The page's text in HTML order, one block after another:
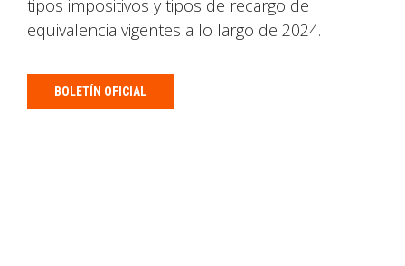
tipos impositivos y tipos de recargo de
equivalencia vigentes a lo largo de 2024.
BOLETÍN OFICIAL